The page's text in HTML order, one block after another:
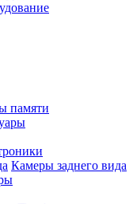
памяти
Камеры заднего вида